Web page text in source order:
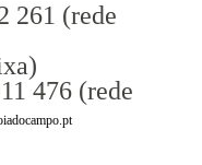
261 (rede
476 (rede